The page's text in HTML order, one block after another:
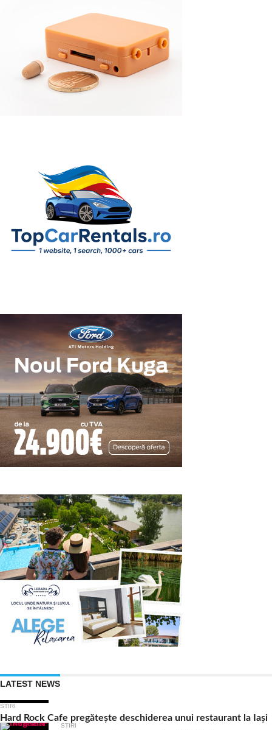
LATEST NEWS
STIRI
Hard Rock Cafe pregătește deschiderea unui restaurant la Iași
STIRI